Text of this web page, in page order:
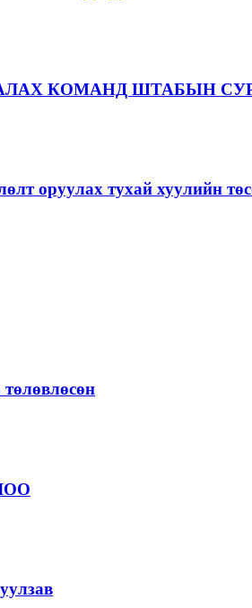
КОМАНД ШТАБЫН
оруулах тухай хуулийн